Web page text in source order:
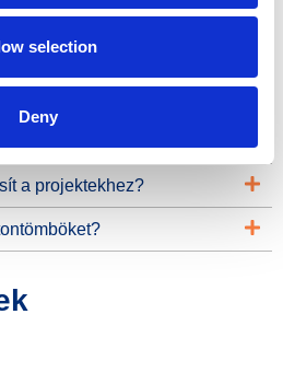
selection
Deny
használt anyagokról
a projektekhez?